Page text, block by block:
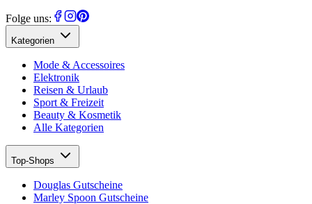
Folge uns:
Kategorien
Mode & Accessoires
Elektronik
Reisen & Urlaub
Sport & Freizeit
Beauty & Kosmetik
Alle Kategorien
Top-Shops
Douglas Gutscheine
Marley Spoon Gutscheine